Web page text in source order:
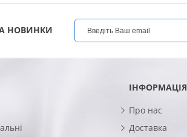
НОВИНКИ
ІНФОРМАЦІЯ
Про нас
Доставка